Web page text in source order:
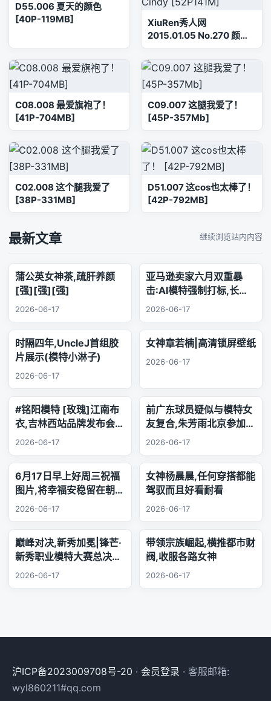
D55.006 夏天的颜色
[40P-119MB]
XiuRen秀人网
2015.01.05 No.270 颜浅
浅Cindy [52P141M]
C08.008 最爱旗袍了！
[41P-704MB]
C09.007 这腿我爱了！
[45P-357Mb]
C02.008 这个腿我爱了
[38P-331MB]
D51.007 这cos也太棒了！
[42P-792MB]
最新文章 继续浏览站内内容
蒲公英女神茶,疏肝养颜
[强][强][强]
2026-06-17
亚马逊卖家六月双重暴
击:AI模特强制打标,长标
题时代正式终结
2026-06-17
时隔四年,UncleJ首组胶
片展示(模特小淋子)
2026-06-17
女神章若楠|高清锁屏壁纸
2026-06-17
#铭阳模特 [玫瑰]江南布
衣,吉林西站品牌发布会..
乐器演奏
2026-06-17
前广东球员疑似与模特女
友复合,朱芳雨北京参加品
牌活动,王少杰韩国游玩
2026-06-17
6月17日早上好周三祝福
图片,将幸福安稳留在朝夕
身旁,把珍贵友谊珍藏心
欢声笑语陪伴每日日常.
2026-06-17
女神杨晨晨,任何穿搭都能
驾驭而且好看耐看
2026-06-17
巅峰对决,新秀加冕|锋芒·
新秀职业模特大赛总决赛,
三幕秀场演绎极致美学
2026-06-17
带领宗族崛起,横推都市财
阀,收服各路女神
2026-06-17
沪ICP备2023009708号-20 · 会员登录 · 客服邮箱:
wyl860211#qq.com